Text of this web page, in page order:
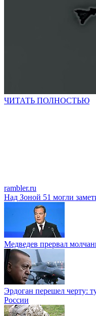
ЧИТАТЬ ПОЛНОСТЬЮ
rambler.ru
Над Зоной 51 могли
Медведев прервал
Эрдоган перешел черту:
России